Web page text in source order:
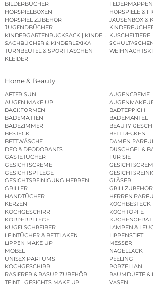
BILDERBÜCHER
FEDERMAPPEN
HÖRSPIELBOXEN
HÖRSPIELE &
HÖRSPIEL ZUBEHÖR
JAUSENBOX &
JUGENDBÜCHER
KINDERGARTENRUCKSACK | KINDERGARTENBEUTEL
KUSCHELTIERE
SACHBÜCHER & KINDERLEXIKA
SCHULTASCHEN
TURNBEUTEL & SPORTTASCHEN
KLEIDER
Home & Beauty
AFTER SUN
AUGENCREME
AUGEN MAKE UP
BACKFORMEN
BADTEPPICH
BADEMATTEN
BADEMÄNTEL
BADEZIMMER
BEAUTY
BESTECK
BETTDECKEN
BETTWÄSCHE
DAMEN
DEO & DEODORANTS
DUSCHGEL &
GÄSTETÜCHER
FÜR SIE
GESICHTSCREME
GESICHTSPFLEGE
GESICHTSREINIGUNG HERREN
GLÄSER
GRILLER
GRILLZUBEHÖR
HANDTÜCHER
HERREN
KERZEN
KOCHBESTECK
KOCHGESCHIRR
KOCHTÖPFE
KÖRPERPFLEGE
KUGELSCHREIBER
LAMPEN &
LEINTÜCHER & BETTLAKEN
LIPPENSTIFT
LIPPEN MAKE UP
MESSER
MÖBEL
NAGELLACK
UNISEX PARFUMS
PEELING
KOCHGESCHIRR
PORZELLAN
RASIERER & RASUR ZUBEHÖR
RAUMDÜFTE &
TEINT | GESICHTS MAKE UP
VASEN